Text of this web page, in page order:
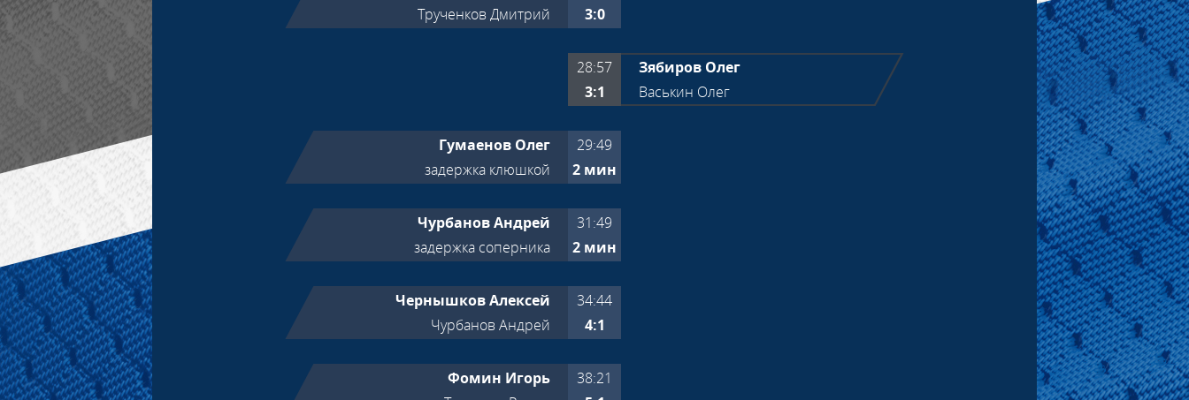
Трученков Дмитрий
3:0
28:57
3:1
Зябиров Олег
Васькин Олег
Гумаенов Олег
задержка клюшкой
29:49
2 мин
Чурбанов Андрей
задержка соперника
31:49
2 мин
Чернышков Алексей
Чурбанов Андрей
34:44
4:1
Фомин Игорь
38:21